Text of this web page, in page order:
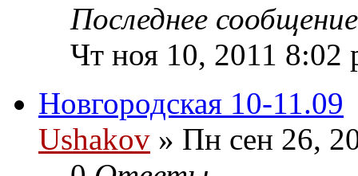
Последнее
Чт ноя 10, 2011 8:02
Новгородская 10-11.09
Ushakov » Пн сен 26,